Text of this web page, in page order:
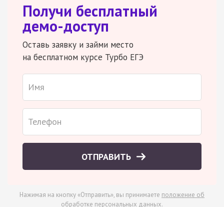
Получи бесплатный
демо-доступ
Оставь заявку и займи место
на бесплатном курсе Турбо ЕГЭ
ОТПРАВИТЬ
Нажимая на кнопку «Отправить», вы принимаете положение об
обработке персональных данных.